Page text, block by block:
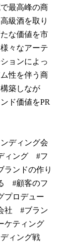
最高峰の商
級酒を取り
な価値を市
々なアーテ
ョンによっ
性を伴う商
築しなが
ド価値をPR
ディング会
ィング #フ
ンドの作り
#顧客のフ
プロデュー
社 #ブラン
ケティング
ィング戦